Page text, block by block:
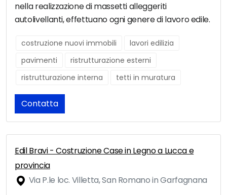
nella realizzazione di massetti alleggeriti
autolivellanti, effettuano ogni genere di lavoro edile.
costruzione nuovi immobili
lavori edilizia
pavimenti
ristrutturazione esterni
ristrutturazione interna
tetti in muratura
Contatta
Edil Bravi - Costruzione Case in Legno a Lucca e
provincia
Via P.le loc. Villetta, San Romano in Garfagnana